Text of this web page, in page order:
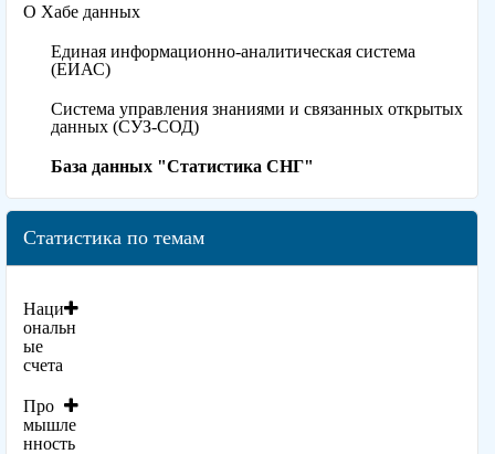
О Хабе данных
Единая информационно-аналитическая система
(ЕИАС)
Система управления знаниями и связанных открытых
данных (СУЗ-СОД)
База данных "Статистика СНГ"
Статистика по темам
Наци
ональн
ые
счета
Про
мышле
нность